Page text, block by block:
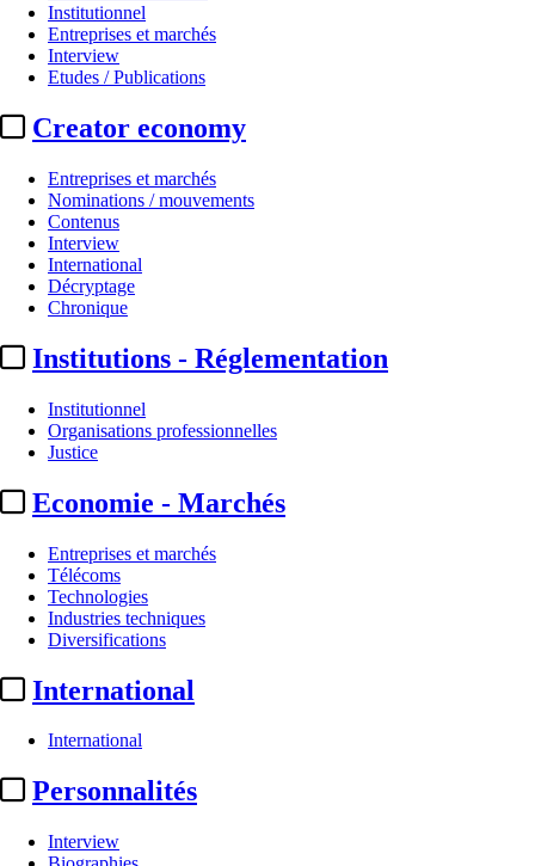
Institutionnel
Entreprises et marchés
Interview
Etudes / Publications
Creator economy
Entreprises et marchés
Nominations / mouvements
Contenus
Interview
International
Décryptage
Chronique
Institutions - Réglementation
Institutionnel
Organisations professionnelles
Justice
Economie - Marchés
Entreprises et marchés
Télécoms
Technologies
Industries techniques
Diversifications
International
International
Personnalités
Interview